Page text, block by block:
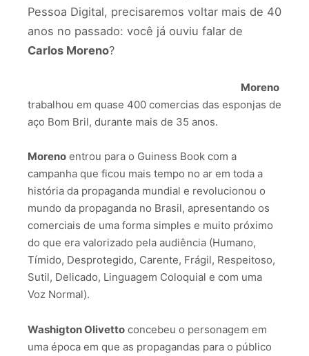
Pessoa Digital, precisaremos voltar mais de 40
anos no passado: você já ouviu falar de
Carlos Moreno?
Moreno
trabalhou em quase 400 comercias das esponjas de
aço Bom Bril, durante mais de 35 anos.
Moreno entrou para o Guiness Book com a
campanha que ficou mais tempo no ar em toda a
história da propaganda mundial e revolucionou o
mundo da propaganda no Brasil, apresentando os
comerciais de uma forma simples e muito próximo
do que era valorizado pela audiência (Humano,
Tímido, Desprotegido, Carente, Frágil, Respeitoso,
Sutil, Delicado, Linguagem Coloquial e com uma
Voz Normal).
Washigton Olivetto concebeu o personagem em
uma época em que as propagandas para o público